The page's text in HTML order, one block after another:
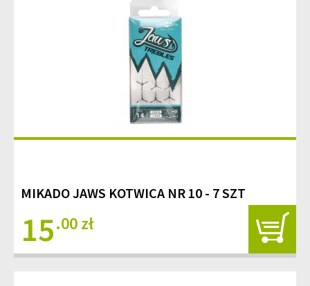
MIKADO JAWS KOTWICA NR 10 - 7 SZT
15.00 zł